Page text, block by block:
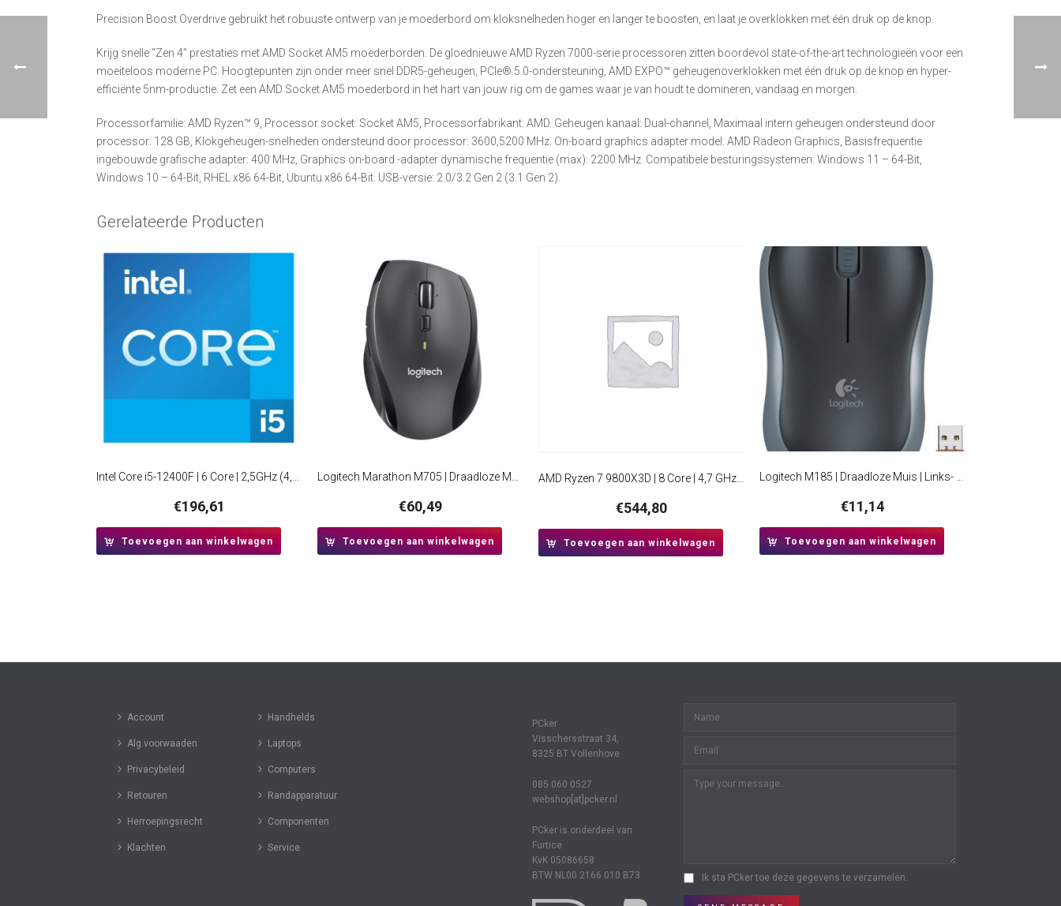
Precision Boost Overdrive gebruikt het robuuste ontwerp van je moederbord om kloksnelheden hoger en langer te boosten, en laat je overklokken met één druk op de knop.
Krijg snelle “Zen 4” prestaties met AMD Socket AM5 moederborden. De gloednieuwe AMD Ryzen 7000-serie processoren zitten boordevol state-of-the-art technologieën voor een
moeiteloos moderne PC. Hoogtepunten zijn onder meer snel DDR5-geheugen, PCIe® 5.0-ondersteuning, AMD EXPO™ geheugenoverklokken met één druk op de knop en hyper-
efficiënte 5nm-productie. Zet een AMD Socket AM5 moederbord in het hart van jouw rig om de games waar je van houdt te domineren, vandaag en morgen.
Processorfamilie: AMD Ryzen™ 9, Processor socket: Socket AM5, Processorfabrikant: AMD. Geheugen kanaal: Dual-channel, Maximaal intern geheugen ondersteund door
processor: 128 GB, Klokgeheugen-snelheden ondersteund door processor: 3600,5200 MHz. On-board graphics adapter model: AMD Radeon Graphics, Basisfrequentie
ingebouwde grafische adapter: 400 MHz, Graphics on-board -adapter dynamische frequentie (max): 2200 MHz. Compatibele besturingssystemen: Windows 11 – 64-Bit,
Windows 10 – 64-Bit, RHEL x86 64-Bit, Ubuntu x86 64-Bit. USB-versie: 2.0/3.2 Gen 2 (3.1 Gen 2).
Gerelateerde Producten
€196,61
Toevoegen aan winkelwagen
€60,49
Toevoegen aan winkelwagen
€544,80
Toevoegen aan winkelwagen
€11,14
Toevoegen aan winkelwagen
Account
Alg.voorwaaden
Privacybeleid
Retouren
Herroepingsrecht
Klachten
Handhelds
Laptops
Computers
Randapparatuur
Componenten
Service
PCker
Visschersstraat 34,
8325 BT Vollenhove
085 060 0527
webshop[at]pcker.nl
PCker is onderdeel van
Furtice
KvK 05086658
BTW NL00 2166 010 B73
Ik sta PCker toe deze gegevens te verzamelen.